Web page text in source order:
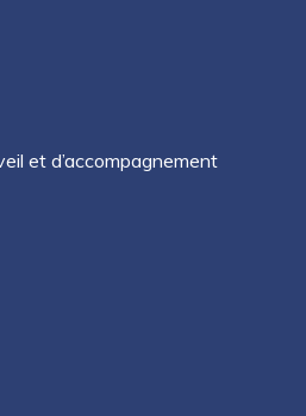
et d’accompagnement